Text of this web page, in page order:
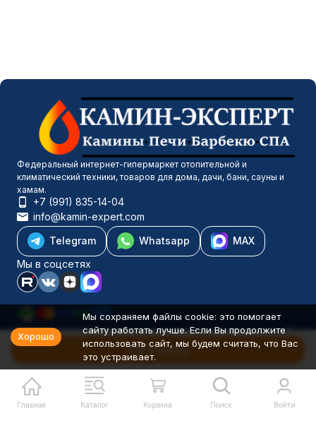
В корзину
Главная Каталог Корзина Поиск Войти
Федеральный интернет-гипермаркет отопительной и
климатический техники, товаров для дома, дачи, бани, сауны и
хамам.
+7 (991) 835-14-04
info@kamin-expert.com
Telegram
Whatsapp
MAX
Мы в соцсетях
Каталог товаров
Компания
Информация
Политика персональных данных
© 2001-2026 Камин-Эксперт ИП Понюхов В. А. ОГРНИП
326527500040181
Хорошо
Мы сохраняем файлы cookie: это помогает
сайту работать лучше. Если Вы продолжите
использовать сайт, мы будем считать, что Вас
это устраивает.